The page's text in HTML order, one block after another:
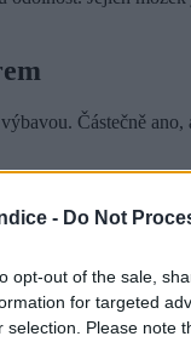
- Do Not
opt-out of the sale,
for targeted
selection. Please note
Částečně
s rodinou a
je jako sval –
spoje.
je u SuperAgerů